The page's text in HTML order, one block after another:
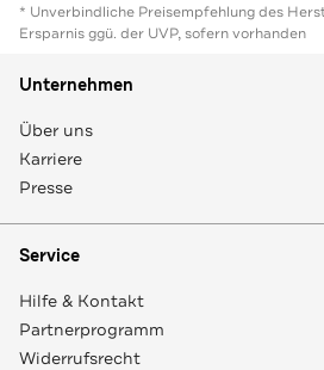
* Unverbindliche Preisempfehlung des
Ersparnis ggü. der UVP, sofern vorhanden
Unternehmen
Über uns
Karriere
Presse
Service
Hilfe & Kontakt
Partnerprogramm
Widerrufsrecht